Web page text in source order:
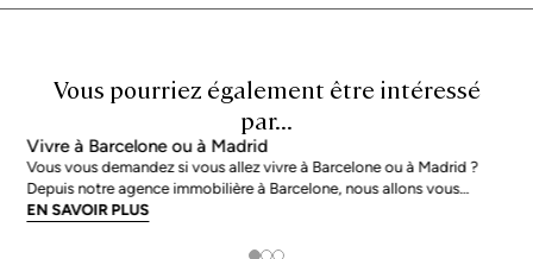
Vous pourriez également être intéressé
par...
Vivre à Barcelone ou à Madrid
Vous vous demandez si vous allez vivre à Barcelone ou à Madrid ?
Depuis notre agence immobilière à Barcelone, nous allons vous
donner quelques conseils pour que vous puissiez évaluer quelle est
toutes les caractéristiques qui nous
EN SAVOIR PLUS